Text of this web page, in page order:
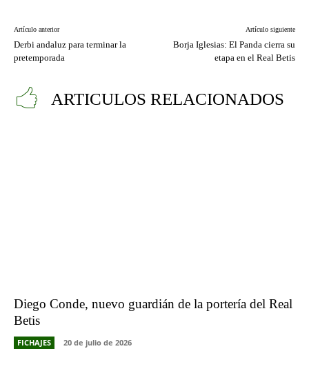
Artículo anterior
Derbi andaluz para terminar la
pretemporada
Artículo siguiente
Borja Iglesias: El Panda cierra su
etapa en el Real Betis
ARTICULOS RELACIONADOS
Diego Conde, nuevo guardián de la portería del Real
Betis
FICHAJES 20 de julio de 2026